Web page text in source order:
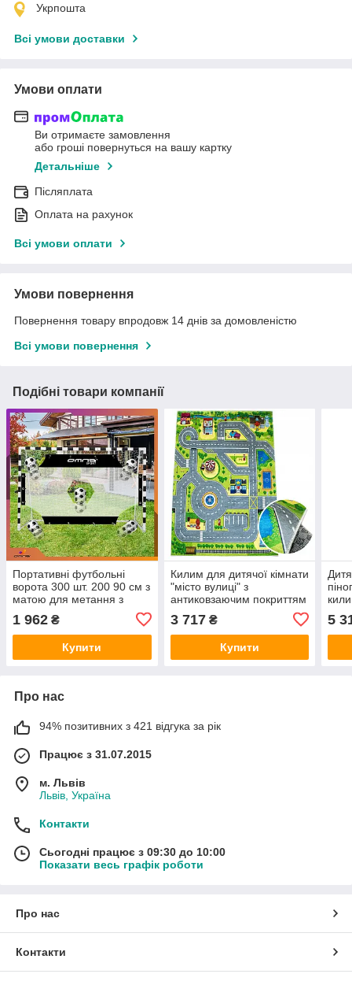
Укрпошта
Всі умови доставки
Умови оплати
Ви отримаєте замовлення
або гроші повернуться на вашу картку
Детальніше
Післяплата
Оплата на рахунок
Всі умови оплати
Умови повернення
Повернення товару впродовж 14 днів за домовленістю
Всі умови повернення
Подібні товари компанії
Портативні футбольні
ворота 300 шт. 200 90 см з
матою для метання з
отворами для футбольних
воріт 300x200cm
1 962 ₴
Купити
Килим для дитячої кімнати
"місто вулиці" з
антиковзаючим покриттям
3 717₴
Купити
5
Про нас
94% позитивних з 421 відгука за рік
Працює з 31.07.2015
м. Львів
Львів, Україна
Контакти
Сьогодні працює з 09:30 до 10:00
Показати весь графік роботи
Про нас
Контакти